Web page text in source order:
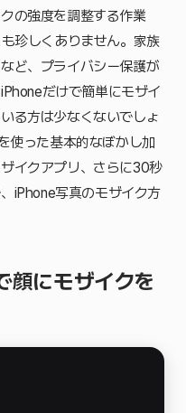
の強度を調整する作業
珍しくありません。家族
ど、プライバシー保護が
だけで簡単にモザイ
る方は少なくないでしょ
使った基本的なぼかし加
イクアプリ、さらに30秒
iPhone写真のモザイク方
顔にモザイクを